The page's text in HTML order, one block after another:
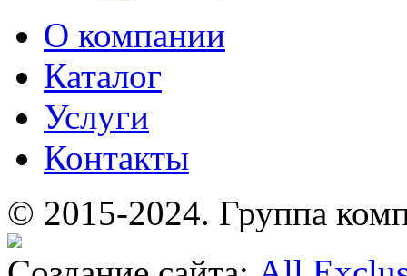
О компании
Каталог
Услуги
Контакты
© 2015-2024. Группа